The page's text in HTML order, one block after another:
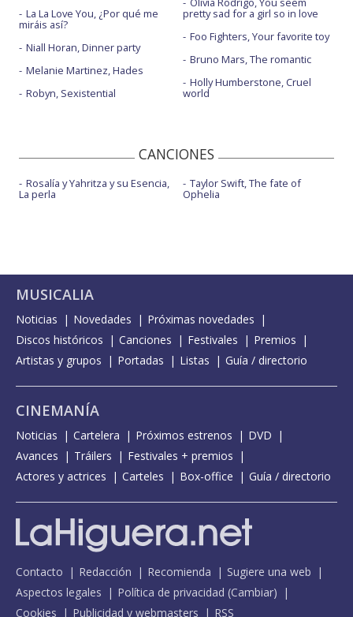
La La Love You, ¿Por qué me
miráis así?
Niall Horan, Dinner party
Melanie Martinez, Hades
Robyn, Sexistential
pretty sad for a girl so in love
Foo Fighters, Your favorite toy
Bruno Mars, The romantic
Holly Humberstone, Cruel
world
CANCIONES
Rosalía y Yahritza y su Esencia,
La perla
Taylor Swift, The fate of
Ophelia
MUSICALIA
Noticias Novedades
Próximas novedades
Discos históricos
Canciones Festivales
Premios
Artistas y grupos
Portadas Listas Guía / directorio
CINEMANÍA
Noticias Cartelera Próximos estrenos
DVD
Avances
Tráilers
Festivales + premios
Actores y actrices
Carteles Box-office Guía / directorio
Contacto Redacción Recomienda
Sugiere una web
Aspectos legales
Política de privacidad (Cambiar)
Cookies
Publicidad y webmasters RSS